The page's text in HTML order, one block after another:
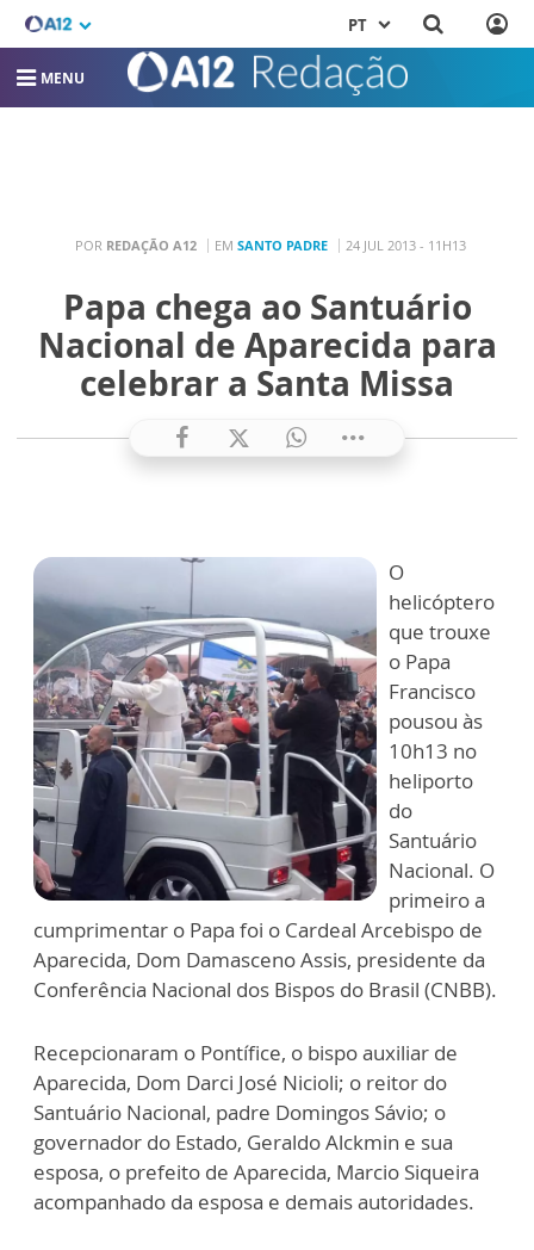
PT
MENU
POR REDAÇÃO A12 EM SANTO PADRE 24 JUL 2013 - 11H13
Papa chega ao Santuário
Nacional de Aparecida para
celebrar a Santa Missa
O
helicóptero
que trouxe
o Papa
Francisco
pousou às
10h13 no
heliporto
do
Santuário
Nacional. O
primeiro a
cumprimentar o Papa foi o Cardeal Arcebispo de
Aparecida, Dom Damasceno Assis, presidente da
Conferência Nacional dos Bispos do Brasil (CNBB).
Recepcionaram o Pontífice, o bispo auxiliar de
Aparecida, Dom Darci José Nicioli; o reitor do
Santuário Nacional, padre Domingos Sávio; o
governador do Estado, Geraldo Alckmin e sua
esposa, o prefeito de Aparecida, Marcio Siqueira
acompanhado da esposa e demais autoridades.